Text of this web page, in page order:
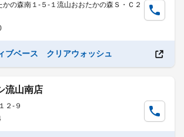
の森南１-５-１流山おおたかの森Ｓ・Ｃ２
ブベース クリアウォッシュ
流山南店
２-９